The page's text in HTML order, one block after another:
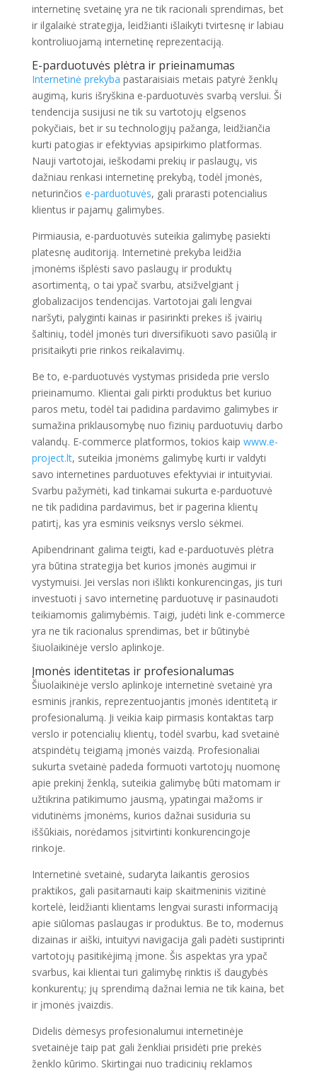
internetinę svetainę yra ne tik racionali sprendimas, bet
ir ilgalaikė strategija, leidžianti išlaikyti tvirtesnę ir labiau
kontroliuojamą internetinę reprezentaciją.
E-parduotuvės plėtra ir prieinamumas
Internetinė prekyba pastaraisiais metais patyrė ženklų
augimą, kuris išryškina e-parduotuvės svarbą verslui. Ši
tendencija susijusi ne tik su vartotojų elgsenos
pokyčiais, bet ir su technologijų pažanga, leidžiančia
kurti patogias ir efektyvias apsipirkimo platformas.
Nauji vartotojai, ieškodami prekių ir paslaugų, vis
dažniau renkasi internetinę prekybą, todėl įmonės,
neturinčios e-parduotuvės, gali prarasti potencialius
klientus ir pajamų galimybes.
Pirmiausia, e-parduotuvės suteikia galimybę pasiekti
platesnę auditoriją. Internetinė prekyba leidžia
įmonėms išplėsti savo paslaugų ir produktų
asortimentą, o tai ypač svarbu, atsižvelgiant į
globalizacijos tendencijas. Vartotojai gali lengvai
naršyti, palyginti kainas ir pasirinkti prekes iš įvairių
šaltinių, todėl įmonės turi diversifikuoti savo pasiūlą ir
prisitaikyti prie rinkos reikalavimų.
Be to, e-parduotuvės vystymas prisideda prie verslo
prieinamumo. Klientai gali pirkti produktus bet kuriuo
paros metu, todėl tai padidina pardavimo galimybes ir
sumažina priklausomybę nuo fizinių parduotuvių darbo
valandų. E-commerce platformos, tokios kaip www.e-
project.lt, suteikia įmonėms galimybę kurti ir valdyti
savo internetines parduotuves efektyviai ir intuityviai.
Svarbu pažymėti, kad tinkamai sukurta e-parduotuvė
ne tik padidina pardavimus, bet ir pagerina klientų
patirtį, kas yra esminis veiksnys verslo sėkmei.
Apibendrinant galima teigti, kad e-parduotuvės plėtra
yra būtina strategija bet kurios įmonės augimui ir
vystymuisi. Jei verslas nori išlikti konkurencingas, jis turi
investuoti į savo internetinę parduotuvę ir pasinaudoti
teikiamomis galimybėmis. Taigi, judėti link e-commerce
yra ne tik racionalus sprendimas, bet ir būtinybė
šiuolaikinėje verslo aplinkoje.
Įmonės identitetas ir profesionalumas
Šiuolaikinėje verslo aplinkoje internetinė svetainė yra
esminis įrankis, reprezentuojantis įmonės identitetą ir
profesionalumą. Ji veikia kaip pirmasis kontaktas tarp
verslo ir potencialių klientų, todėl svarbu, kad svetainė
atspindėtų teigiamą įmonės vaizdą. Profesionaliai
sukurta svetainė padeda formuoti vartotojų nuomonę
apie prekinį ženklą, suteikia galimybę būti matomam ir
užtikrina patikimumo jausmą, ypatingai mažoms ir
vidutinėms įmonėms, kurios dažnai susiduria su
iššūkiais, norėdamos įsitvirtinti konkurencingoje
rinkoje.
Internetinė svetainė, sudaryta laikantis gerosios
praktikos, gali pasitarnauti kaip skaitmeninis vizitinė
kortelė, leidžianti klientams lengvai surasti informaciją
apie siūlomas paslaugas ir produktus. Be to, modernus
dizainas ir aiški, intuityvi navigacija gali padėti sustiprinti
vartotojų pasitikėjimą įmone. Šis aspektas yra ypač
svarbus, kai klientai turi galimybę rinktis iš daugybės
konkurentų; jų sprendimą dažnai lemia ne tik kaina, bet
ir įmonės įvaizdis.
Didelis dėmesys profesionalumui internetinėje
svetainėje taip pat gali ženkliai prisidėti prie prekės
ženklo kūrimo. Skirtingai nuo tradicinių reklamos